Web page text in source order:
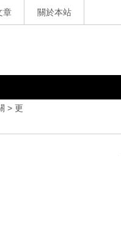
章 關於本站
> 更